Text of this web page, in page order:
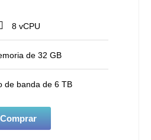
8 vCPU
de 32 GB
de banda de 6 TB
Comprar